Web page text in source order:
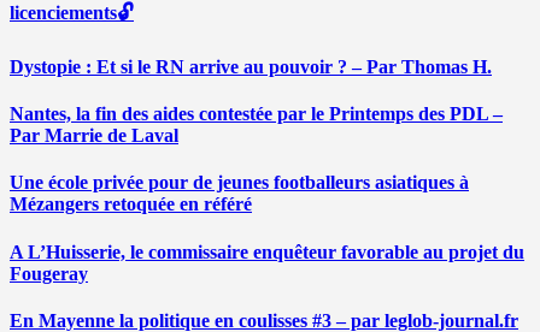
licenciements🔓
Dystopie : Et si le RN arrive au pouvoir ? – Par Thomas H.
Nantes, la fin des aides contestée par le Printemps des PDL –
Par Marrie de Laval
Une école privée pour de jeunes footballeurs asiatiques à
Mézangers retoquée en référé
A L’Huisserie, le commissaire enquêteur favorable au projet du
Fougeray
En Mayenne la politique en coulisses #3 – par leglob-journal.fr